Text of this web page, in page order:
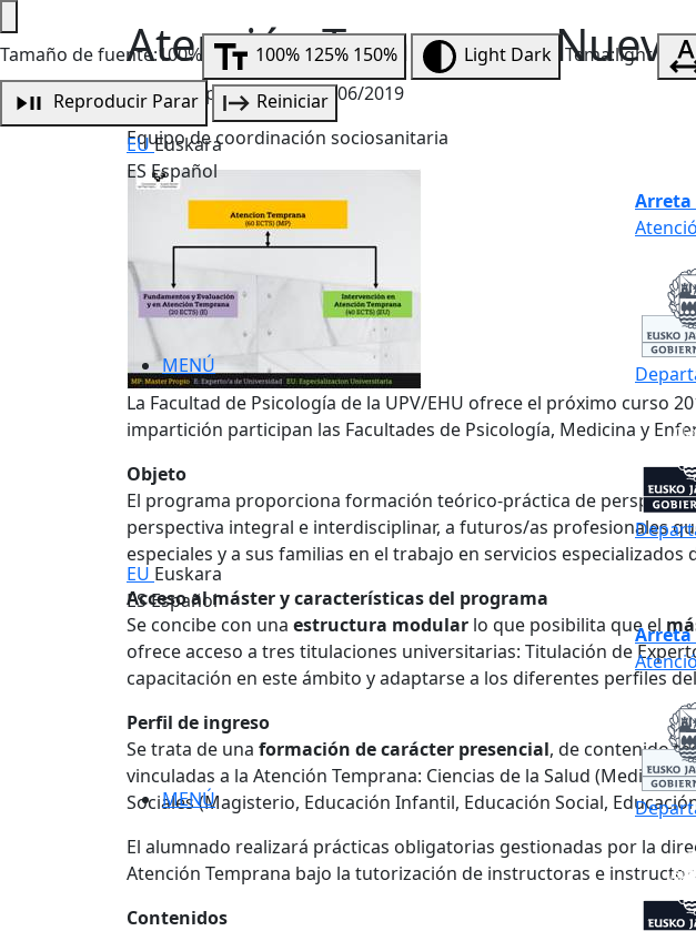
Tamaño de fuente:100% 100% 125% 150% Light Dark Tema:light
Reproducir Parar
Reiniciar
EUEuskara
ES Español
MENÚ
Arreta
EU Euskara
ESEspañol
MENÚ
Arreta
Atención Temprana.
Fecha de publicación:03/06/2019
Equipo de coordinación sociosanitaria
La Facultad de Psicología de la UPV/EHU ofrece el próximo curso
impartición participan las Facultades de Psicología, Medicina y
Objeto
El programa proporciona formación teórico-práctica de
perspectiva integral e interdisciplinar, a futuros/as profesionales
especiales y a sus familias en el trabajo en servicios especializados
Acceso al máster y características del programa
Se concibe con una estructura modular lo que posibilita que el
ofrece acceso a tres titulaciones universitarias: Titulación de
capacitación en este ámbito y adaptarse a los diferentes perfiles
Perfil de ingreso
Se trata de una formación de carácter presencial, de contenido
vinculadas a la Atención Temprana: Ciencias de la Salud
Sociales (Magisterio, Educación Infantil, Educación Social,
El alumnado realizará prácticas obligatorias gestionadas por la
Atención Temprana bajo la tutorización de instructoras e
Contenidos